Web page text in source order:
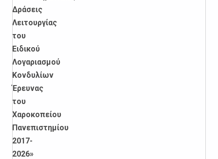
Δράσεις
Λειτουργίας
του
Ειδικού
Λογαριασμού
Κονδυλίων
Έρευνας
του
Χαροκοπείου
Πανεπιστημίου
2017-
2026»